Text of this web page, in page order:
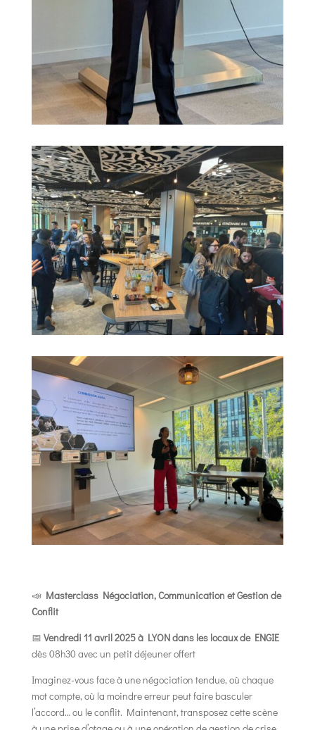
📣 Masterclass Négociation, Communication et Gestion de
Conflit
📅 Vendredi 11 avril 2025 à LYON dans les locaux de ENGIE
dès 08h30 avec un petit déjeuner offert
Imaginez-vous face à une négociation tendue, où chaque
mot compte, où la moindre erreur peut faire basculer
l’accord… ou le conflit. Maintenant, transposez cette scène